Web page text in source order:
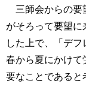
三師会からの要
がそろって要望に
した上で、「デ
春から夏にかけて
要なことであると